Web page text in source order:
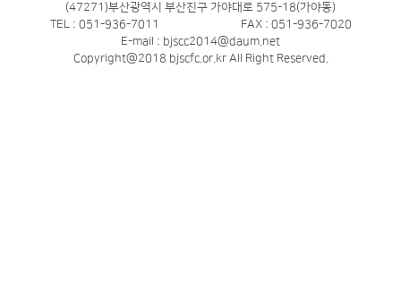
(47271)부산광역시 부산진구 가야대로 575-18(가야동)
TEL : 051-936-7011
FAX : 051-936-7020
E-mail : bjscc2014@daum.net
Copyright@2018 bjscfc.or.kr All Right Reserved.